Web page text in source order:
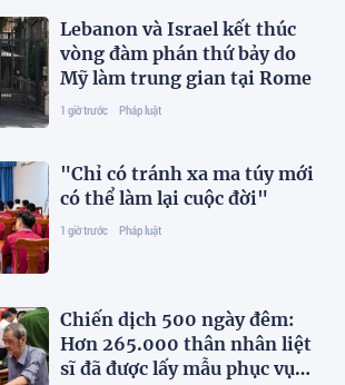
Lebanon và Israel kết thúc
vòng đàm phán thứ bảy do
Mỹ làm trung gian tại Rome
1 giờ trước Pháp luật
"Chỉ có tránh xa ma túy mới
có thể làm lại cuộc đời"
1 giờ trước Pháp luật
Chiến dịch 500 ngày đêm:
Hơn 265.000 thân nhân liệt
sĩ đã được lấy mẫu phục vụ